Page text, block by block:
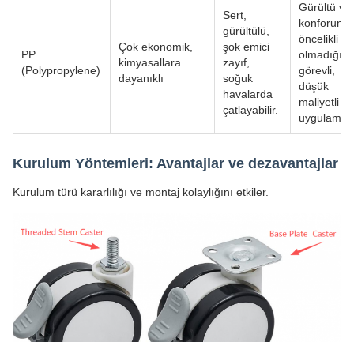
PP
(Polypropylene)
Çok ekonomik,
kimyasallara
dayanıklı
Sert,
gürültülü,
şok emici
zayıf,
soğuk
havalarda
çatlayabilir.
Gürültü ve
konforun
öncelikli
olmadığı
görevli,
düşük
maliyetli
Kurulum Yöntemleri: Avantajlar ve dezavantajlar
Kurulum türü kararlılığı ve montaj kolaylığını etkiler.